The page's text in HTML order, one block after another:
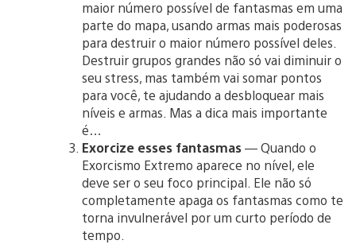
maior número possível de fantasmas em uma
parte do mapa, usando armas mais poderosas
para destruir o maior número possível deles.
Destruir grupos grandes não só vai diminuir o
seu stress, mas também vai somar pontos
para você, te ajudando a desbloquear mais
níveis e armas. Mas a dica mais importante
é…
Exorcize esses fantasmas— Quando o
Exorcismo Extremo aparece no nível, ele
deve ser o seu foco principal. Ele não só
completamente apaga os fantasmas como te
torna invulnerável por um curto período de
tempo.